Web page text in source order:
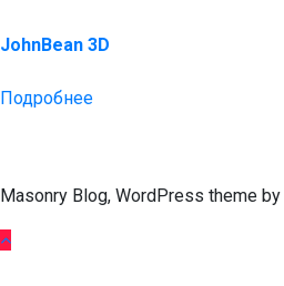
JohnBean 3D
Подробнее
Masonry Blog, WordPress theme by